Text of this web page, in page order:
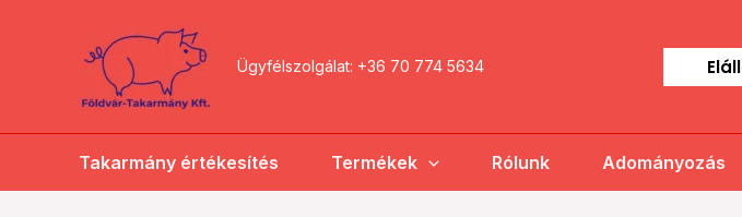
Ügyfélszolgálat: +36 70 774 5634
Takarmány értékesítés Termékek Rólunk Adományozás